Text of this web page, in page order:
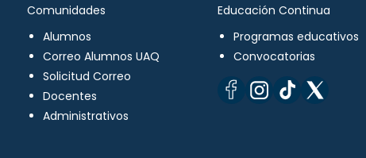
Comunidades
Alumnos
Correo Alumnos UAQ
Solicitud Correo
Docentes
Administrativos
Educación Continua
Programas educativos
Convocatorias